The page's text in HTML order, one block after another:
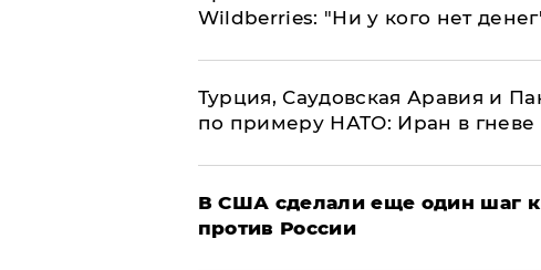
Wildberries: "Ни у кого нет
Турция, Саудовская Аравия и
по примеру НАТО: Иран в гневе
В США сделали еще один шаг
против России